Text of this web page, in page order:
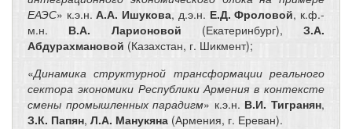
ЕАЭС» к.э.н.А.А. Ишукова, д.э.н. Е.Д. Фроловой, к.ф.-
м.н. В.А. Ларионовой (Екатеринбург), З.А.
Абдурахмановой (Казахстан, г. Шикмент);
«Динамика структурной трансформации реального
сектора экономики Республики Армения в контексте
смены промышленных парадигм» к.э.н. В.И. Тигранян,
З.К. Папян, Л.А. Манукяна (Армения, г. Ереван).